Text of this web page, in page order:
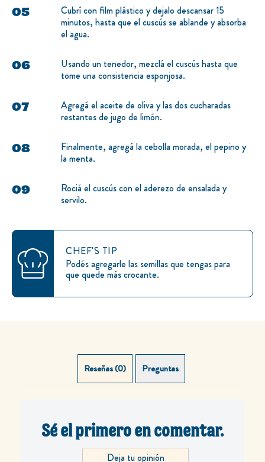
Cubrí con film plástico y dejalo descansar 15
minutos, hasta que el cuscús se ablande y absorba
el agua.
Usando un tenedor, mezclá el cuscús hasta que
tome una consistencia esponjosa.
Agregá el aceite de oliva y las dos cucharadas
restantes de jugo de limón.
Finalmente, agregá la cebolla morada, el pepino y
la menta.
Rociá el cuscús con el aderezo de ensalada y
servilo.
CHEF'S TIP
Podés agregarle las semillas que tengas para
que quede más crocante.
Reseñas (0) Preguntas (0)
Sé el primero en comentar.
Deja tu opinión